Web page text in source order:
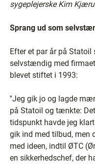
sygeplejerske Kim
Sprang ud som
Efter et par år på
selvstændig med
blevet stiftet i 1993:
''Jeg gik jo og lagde
på Statoil og tænkte:
tidspunkt havde jeg
gik ind med tilbud, men
med ideen, indtil ØTC
en sikkerhedschef, der